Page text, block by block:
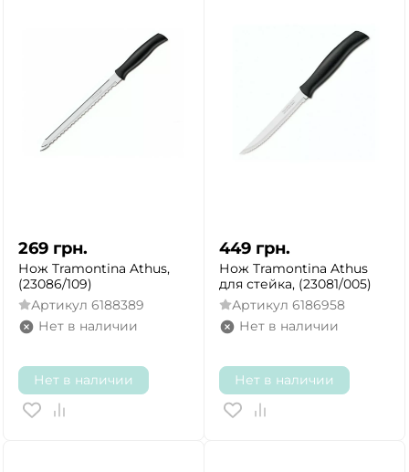
269 грн.
Нож Tramontina Athus,
(23086/109)
Артикул 6188389
Нет в наличии
Нет в наличии
449 грн.
Нож Tramontina Athus
для стейка, (23081/005)
Артикул 6186958
Нет в наличии
Нет в наличии